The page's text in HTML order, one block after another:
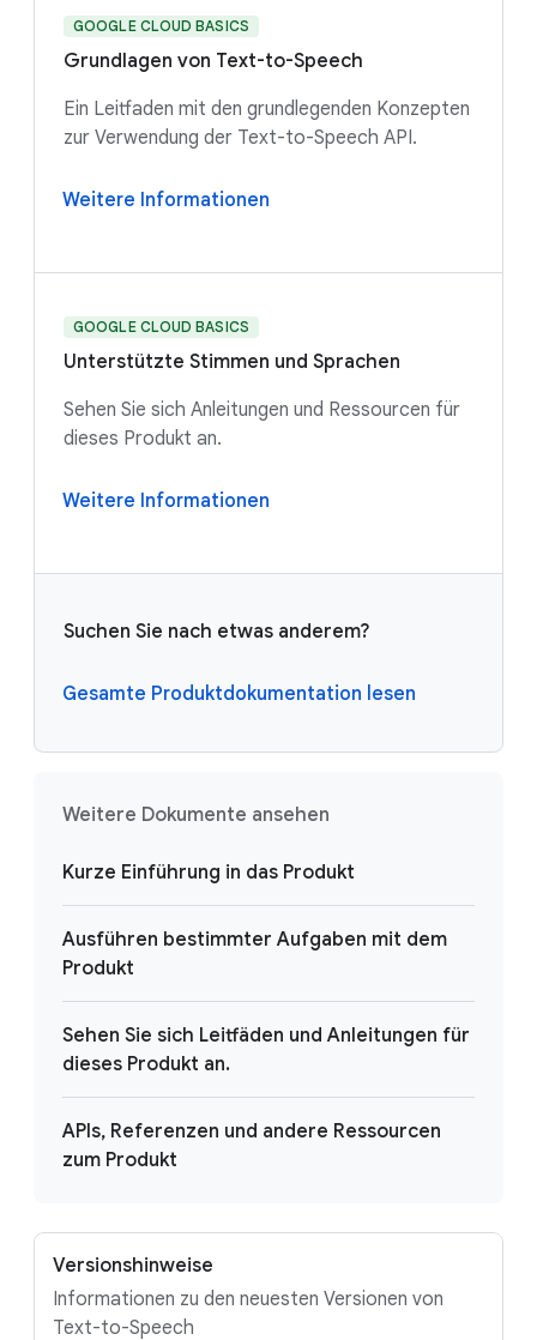
GOOGLE CLOUD BASICS
Grundlagen von Text-to-Speech
Ein Leitfaden mit den grundlegenden Konzepten
zur Verwendung der Text-to-Speech API.
Weitere Informationen
GOOGLE CLOUD BASICS
Unterstützte Stimmen und Sprachen
Sehen Sie sich Anleitungen und Ressourcen für
dieses Produkt an.
Weitere Informationen
Suchen Sie nach etwas anderem?
Gesamte Produktdokumentation lesen
Weitere Dokumente ansehen
Kurze Einführung in das Produkt
Ausführen bestimmter Aufgaben mit dem
Produkt
Sehen Sie sich Leitfäden und Anleitungen für
dieses Produkt an.
APIs, Referenzen und andere Ressourcen
zum Produkt
Versionshinweise
Informationen zu den neuesten Versionen von
Text-to-Speech